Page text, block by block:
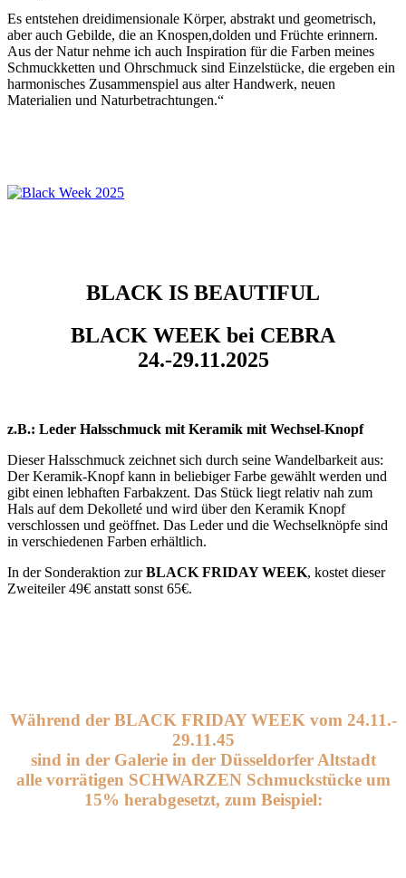
Es entstehen dreidimensionale Körper, abstrakt und geometrisch,
aber auch Gebilde, die an Knospen,dolden und Früchte erinnern.
Aus der Natur nehme ich auch Inspiration für die Farben meines
Schmuckketten und Ohrschmuck sind Einzelstücke, die ergeben ein
harmonisches Zusammenspiel aus alter Handwerk, neuen
Materialien und Naturbetrachtungen.“
BLACK IS BEAUTIFUL
BLACK WEEK bei CEBRA
24.-29.11.2025
z.B.: Leder Halsschmuck mit Keramik mit Wechsel-Knopf
Dieser Halsschmuck zeichnet sich durch seine Wandelbarkeit aus:
Der Keramik-Knopf kann in beliebiger Farbe gewählt werden und
gibt einen lebhaften Farbakzent. Das Stück liegt relativ nah zum
Hals auf dem Dekolleté und wird über den Keramik Knopf
verschlossen und geöffnet. Das Leder und die Wechselknöpfe sind
in verschiedenen Farben erhältlich.
In der Sonderaktion zurBLACK FRIDAY WEEK, kostet dieser
Zweiteiler 49€ anstatt sonst 65€.
Während der BLACK FRIDAY WEEK vom 24.11.-
29.11.45
sind in der Galerie in der Düsseldorfer Altstadt
alle vorrätigen SCHWARZEN Schmuckstücke um
15% herabgesetzt, zum Beispiel: